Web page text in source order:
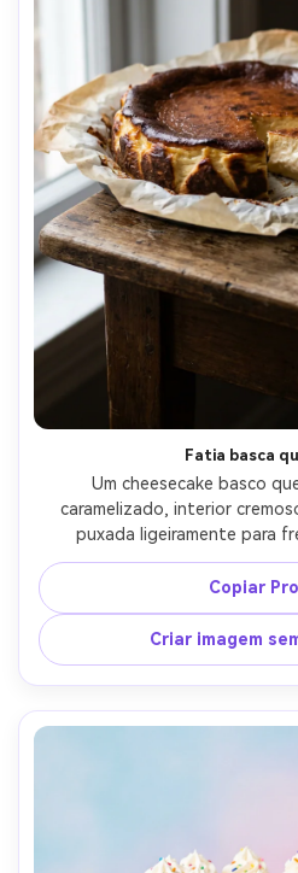
Fatia basca
Um cheesecake basco
caramelizado, interior
puxada ligeiramente para
pergaminho visíveis, mesa de
lateral criando destaques
R5, 85mm, f/2.0, textura
naturais-
Copiar
Criar imagem